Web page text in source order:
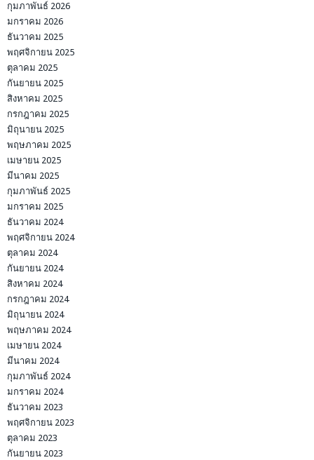
กุมภาพันธ์ 2026
มกราคม 2026
ธันวาคม 2025
พฤศจิกายน 2025
ตุลาคม 2025
กันยายน 2025
สิงหาคม 2025
กรกฎาคม 2025
มิถุนายน 2025
พฤษภาคม 2025
เมษายน 2025
มีนาคม 2025
กุมภาพันธ์ 2025
มกราคม 2025
ธันวาคม 2024
พฤศจิกายน 2024
ตุลาคม 2024
กันยายน 2024
สิงหาคม 2024
กรกฎาคม 2024
มิถุนายน 2024
พฤษภาคม 2024
เมษายน 2024
มีนาคม 2024
กุมภาพันธ์ 2024
มกราคม 2024
ธันวาคม 2023
พฤศจิกายน 2023
ตุลาคม 2023
กันยายน 2023